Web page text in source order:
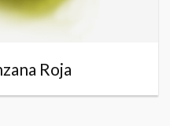
Roja